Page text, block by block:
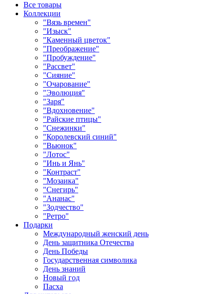
Все товары
Коллекции
"Вязь времен"
"Изыск"
"Каменный цветок"
"Преображение"
"Пробуждение"
"Рассвет"
"Сияние"
"Очарование"
"Эволюция"
"Заря"
"Вдохновение"
"Райские птицы"
"Снежинки"
"Королевский синий"
"Вьюнок"
"Лотос"
"Инь и Янь"
"Контраст"
"Мозаика"
"Снегирь"
"Ананас"
"Зодчество"
"Ретро"
Подарки
Международный женский день
День защитника Отечества
День Победы
Государственная символика
День знаний
Новый год
Пасха